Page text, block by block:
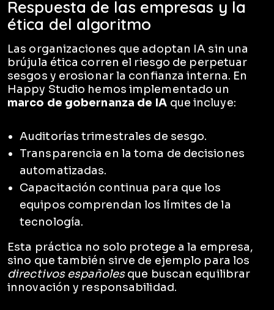
Respuesta de las empresas y la
ética del algoritmo
Las organizaciones que adoptan IA sin una
brújula ética corren el riesgo de perpetuar
sesgos y erosionar la confianza interna. En
Happy Studio hemos implementado un
marco de gobernanza de IA que incluye:
Auditorías trimestrales de sesgo.
Transparencia en la toma de decisiones
automatizadas.
Capacitación continua para que los
equipos comprendan los límites de la
tecnología.
Esta práctica no solo protege a la empresa,
sino que también sirve de ejemplo para los
directivos españolesque buscan equilibrar
innovación y responsabilidad.